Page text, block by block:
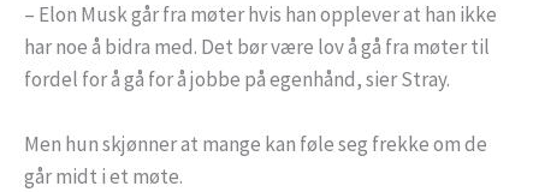
– Elon Musk går fra møter hvis han opplever at han ikke
har noe å bidra med. Det bør være lov å gå fra møter til
fordel for å gå for å jobbe på egenhånd, sier Stray.
Men hun skjønner at mange kan føle seg frekke om de
går midt i et møte.